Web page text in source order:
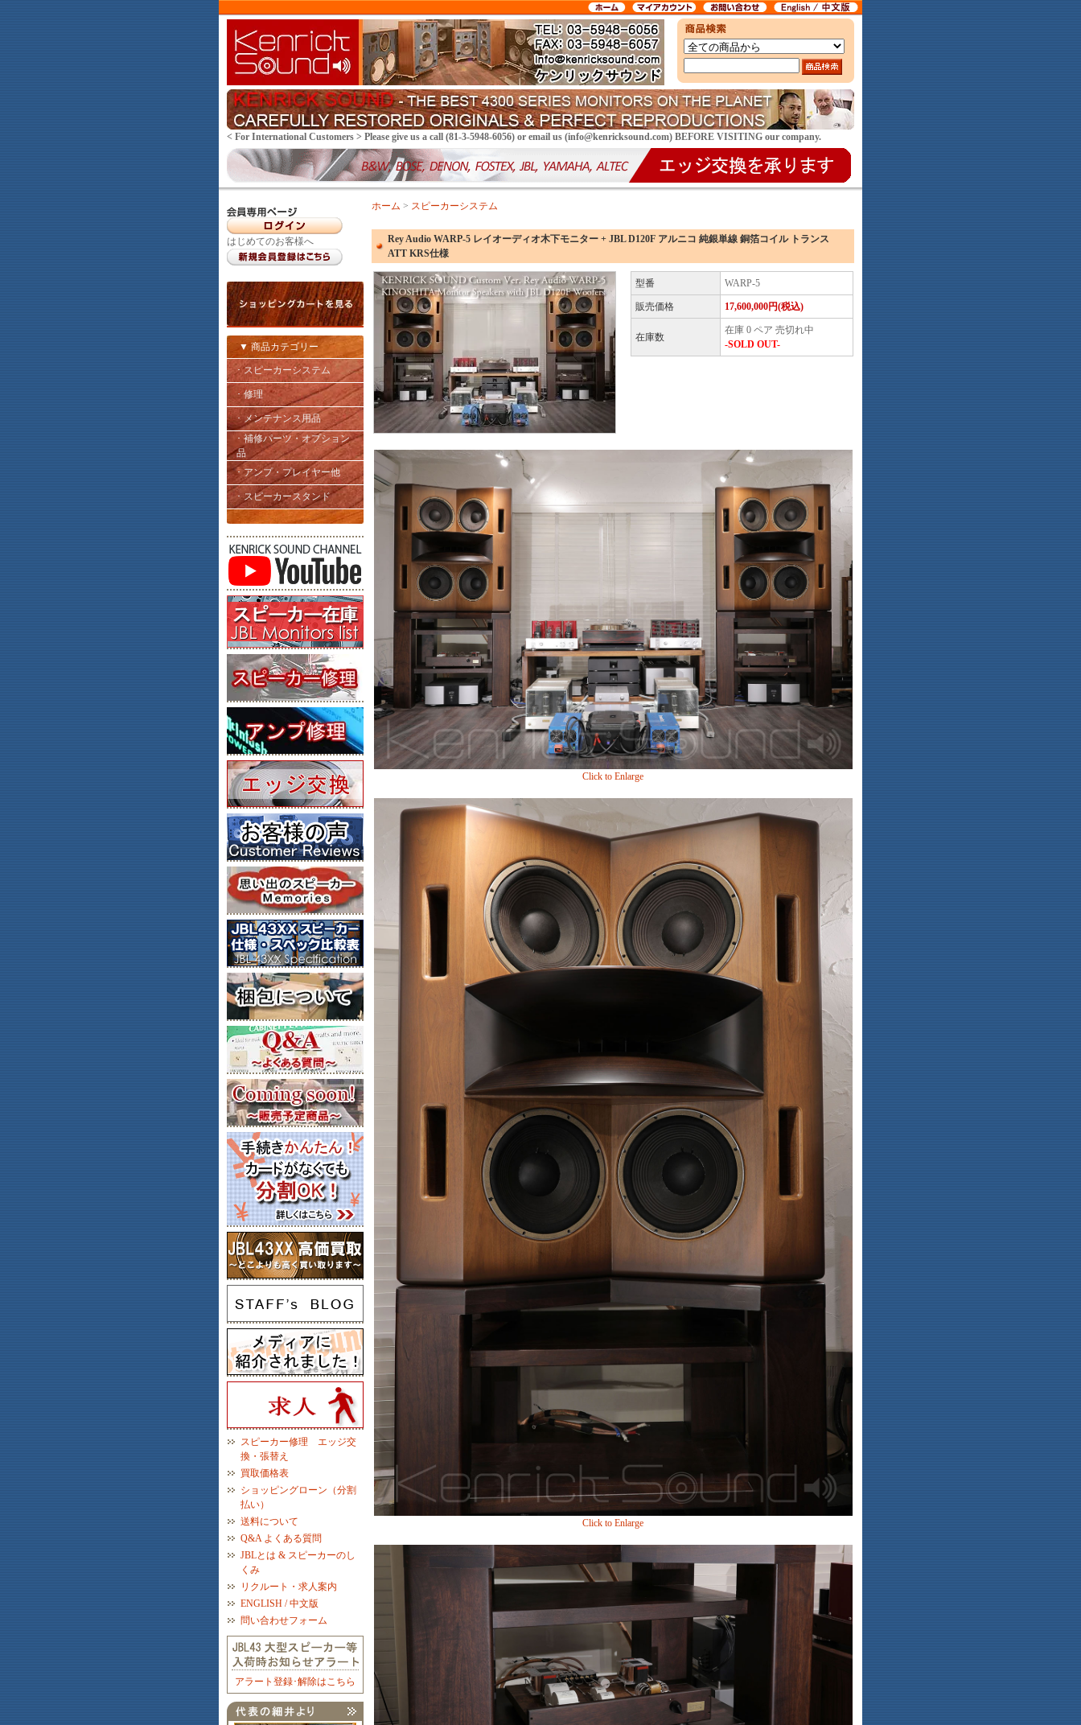
< For International Customers > Please give us a call (81-3-5948-6056) or email us (info@kenricksound.com) BEFORE VISITING our company.
はじめてのお客様へ
▼ 商品カテゴリー
･ スピーカーシステム
･ 修理
･ メンテナンス用品
･ 補修パーツ・オプション
品
･ アンプ・プレイヤー他
･ スピーカースタンド
スピーカー修理 エッジ交
換・張替え
買取価格表
ショッピングローン（分割
払い）
送料について
Q&A よくある質問
JBLとは & スピーカーのし
くみ
リクルート・求人案内
ENGLISH / 中文版
問い合わせフォーム
アラート登録･解除はこちら
ホーム > スピーカーシステム
Rey Audio WARP-5 レイオーディオ木下モニター + JBL D120F アルニコ 純銀単線 銅箔コイル トランス
ATT KRS仕様
型番 WARP-5
販売価格 17,600,000円(税込)
在庫数
在庫 0 ペア 売切れ中
-SOLD OUT-
Click to Enlarge
Click to Enlarge